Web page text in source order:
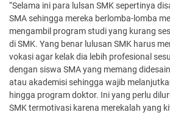
“Selama ini para lulsan SMK sepertinya
SMA sehingga mereka berlomba-lomba
mengambil program studi yang kurang
di SMK. Yang benar lulusan SMK harus
vokasi agar kelak dia lebih profesional
dengan siswa SMA yang memang
atau akademisi sehingga wajib
hingga program doktor. Ini yang perlu
SMK termotivasi karena merekalah yang